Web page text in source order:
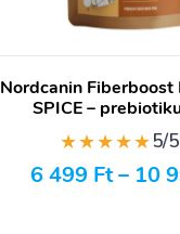
Nordcanin Fiberboost
SPICE –
★★★★★5/5
6 499 Ft– 10